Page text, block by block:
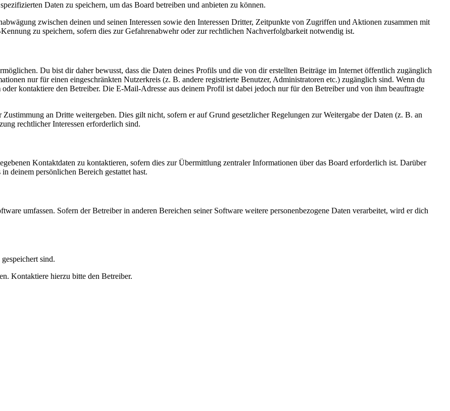
Daten zu speichern, um das Board betreiben und anbieten zu können.
zwischen deinen und seinen Interessen sowie den Interessen Dritter, Zeitpunkte von Zugriffen und Aktionen zusammen mit
zu speichern, sofern dies zur Gefahrenabwehr oder zur rechtlichen Nachverfolgbarkeit notwendig ist.
Du bist dir daher bewusst, dass die Daten deines Profils und die von dir erstellten Beiträge im Internet öffentlich zugänglich
nur für einen eingeschränkten Nutzerkreis (z. B. andere registrierte Benutzer, Administratoren etc.) zugänglich sind. Wenn du
kontaktiere den Betreiber. Die E-Mail-Adresse aus deinem Profil ist dabei jedoch nur für den Betreiber und von ihm beauftragte
an Dritte weitergeben. Dies gilt nicht, sofern er auf Grund gesetzlicher Regelungen zur Weitergabe der Daten (z. B. an
rechtlicher Interessen erforderlich sind.
Kontaktdaten zu kontaktieren, sofern dies zur Übermittlung zentraler Informationen über das Board erforderlich ist. Darüber
deinem persönlichen Bereich gestattet hast.
umfassen. Sofern der Betreiber in anderen Bereichen seiner Software weitere personenbezogene Daten verarbeitet, wird er dich
sind.
Kontaktiere hierzu bitte den Betreiber.